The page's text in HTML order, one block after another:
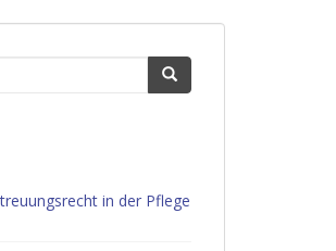
in der Pflege